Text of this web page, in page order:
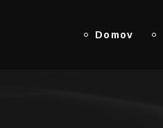
Domov